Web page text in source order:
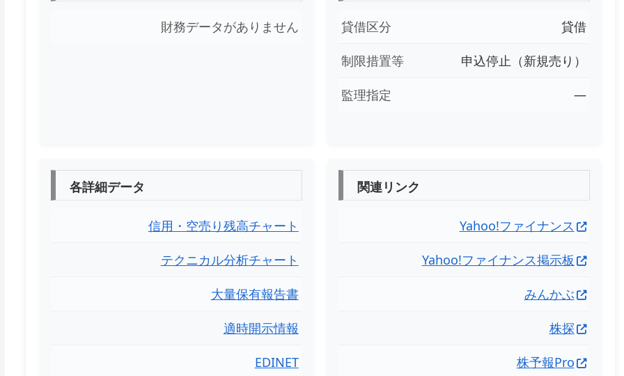
財務データがありません 貸借区分 貸借
制限措置等 申込停止（新規売り）
監理指定 ―
各詳細データ
信用・空売り残高チャート
テクニカル分析チャート
大量保有報告書
適時開示情報
EDINET
関連リンク
Yahoo!ファイナンス
Yahoo!ファイナンス掲示板
みんかぶ
株探
株予報Pro